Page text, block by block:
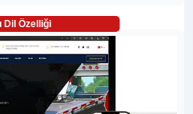
Dil Özelliği